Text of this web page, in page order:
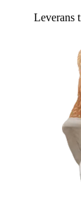
Leverans